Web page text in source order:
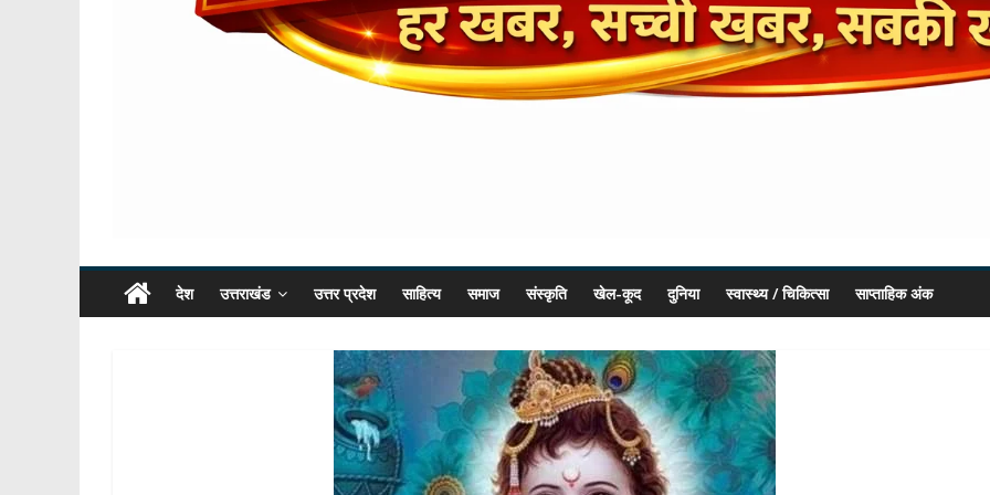
देश उत्तराखंड उत्तर प्रदेश साहित्य समाज संस्कृति खेल-कूद दुनिया स्वास्थ्य / चिकित्सा साप्ताहिक अंक